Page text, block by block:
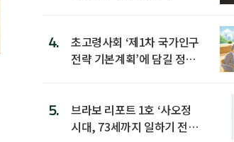
4.
초고령사회 ‘제1차 국가인구
전략 기본계획’에 담길 정책
5.
브라보 리포트 1호 ‘사오정
시대, 73세까지 일하기 전략’